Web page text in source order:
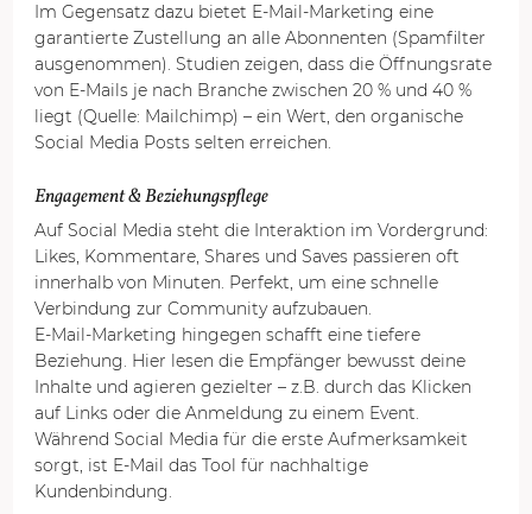
Im Gegensatz dazu bietet E-Mail-Marketing eine
garantierte Zustellung an alle Abonnenten (Spamfilter
ausgenommen). Studien zeigen, dass die Öffnungsrate
von E-Mails je nach Branche zwischen 20 % und 40 %
liegt (Quelle: Mailchimp) – ein Wert, den organische
Social Media Posts selten erreichen.
Engagement & Beziehungspflege
Auf Social Media steht die Interaktion im Vordergrund:
Likes, Kommentare, Shares und Saves passieren oft
innerhalb von Minuten. Perfekt, um eine schnelle
Verbindung zur Community aufzubauen.
E-Mail-Marketing hingegen schafft eine tiefere
Beziehung. Hier lesen die Empfänger bewusst deine
Inhalte und agieren gezielter – z.B. durch das Klicken
auf Links oder die Anmeldung zu einem Event.
Während Social Media für die erste Aufmerksamkeit
sorgt, ist E-Mail das Tool für nachhaltige
Kundenbindung.